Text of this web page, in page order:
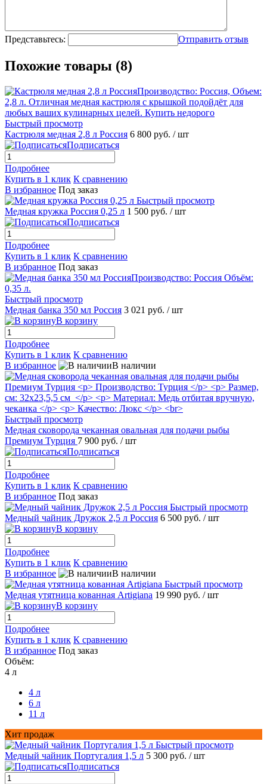
Представьтесь: Отправить отзыв
Похожие товары (8)
Быстрый просмотр
Кастрюля медная 2,8 л Россия 6 800 руб. / шт
Подписаться
Подробнее
Купить в 1 клик К сравнению
В избранное Под заказ
Быстрый просмотр
Медная кружка Россия 0,25 л 1 500 руб. / шт
Подписаться
Подробнее
Купить в 1 клик К сравнению
В избранное Под заказ
Быстрый просмотр
Медная банка 350 мл Россия 3 021 руб. / шт
В корзину
Подробнее
Купить в 1 клик К сравнению
В избранное
В наличии
Быстрый просмотр
Медная сковорода чеканная овальная для подачи рыбы
Премиум Турция 7 900 руб. / шт
Подписаться
Подробнее
Купить в 1 клик К сравнению
В избранное Под заказ
Быстрый просмотр
Медный чайник Дружок 2,5 л Россия 6 500 руб. / шт
В корзину
Подробнее
Купить в 1 клик К сравнению
В избранное
В наличии
Быстрый просмотр
Медная утятница кованная Artigiana 19 990 руб. / шт
В корзину
Подробнее
Купить в 1 клик К сравнению
В избранное Под заказ
Объём:
4 л
4 л
6 л
11 л
Хит продаж
Быстрый просмотр
Медный чайник Португалия 1,5 л 5 300 руб. / шт
Подписаться